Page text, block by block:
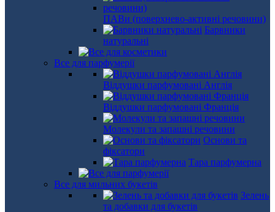
ПАВи (поверхнево-активні речовини)
Барвники
натуральні
Все для парфумерії
Віддушки парфумовані Англія
Віддушки парфумовані Франція
Молекули та запашні речовини
Основи та
фіксатори
Тара парфумерна
Все для мильних букетів
Зелень
та добавки для букетів